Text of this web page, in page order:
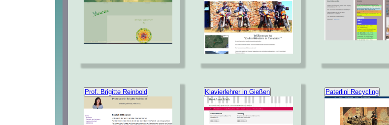
Prof. Brigitte Reinbold Klavierlehrer in Gießen Paterlini Recycling